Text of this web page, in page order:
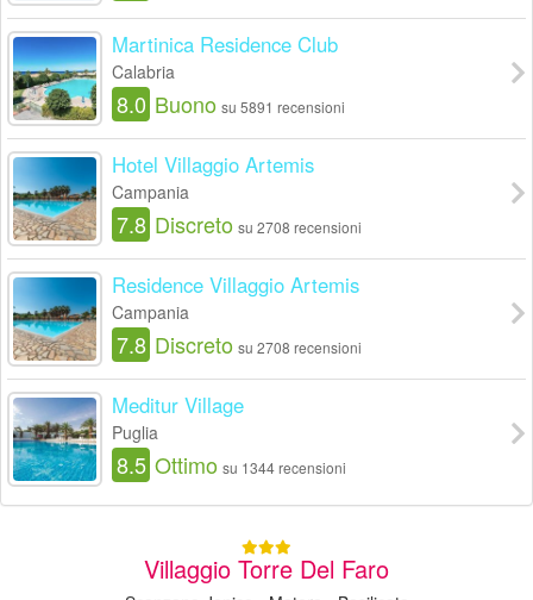
Martinica Residence Club
Calabria
8.0 Buono su 5891 recensioni
Hotel Villaggio Artemis
Campania
7.8 Discreto su 2708 recensioni
Residence Villaggio Artemis
Campania
7.8 Discreto su 2708 recensioni
Meditur Village
Puglia
8.5 Ottimo su 1344 recensioni
Villaggio Torre Del Faro